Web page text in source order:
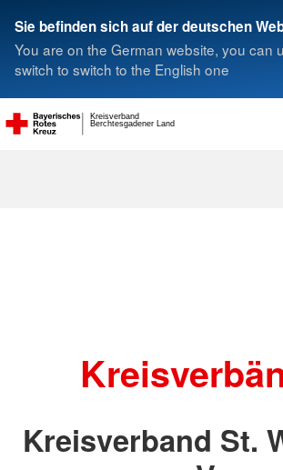
Sie befinden sich auf der deutschen
You are on the German website, you can
switch to switch to the English one
Berchtesgadener Land
Kreisverband
Kreisverband St.